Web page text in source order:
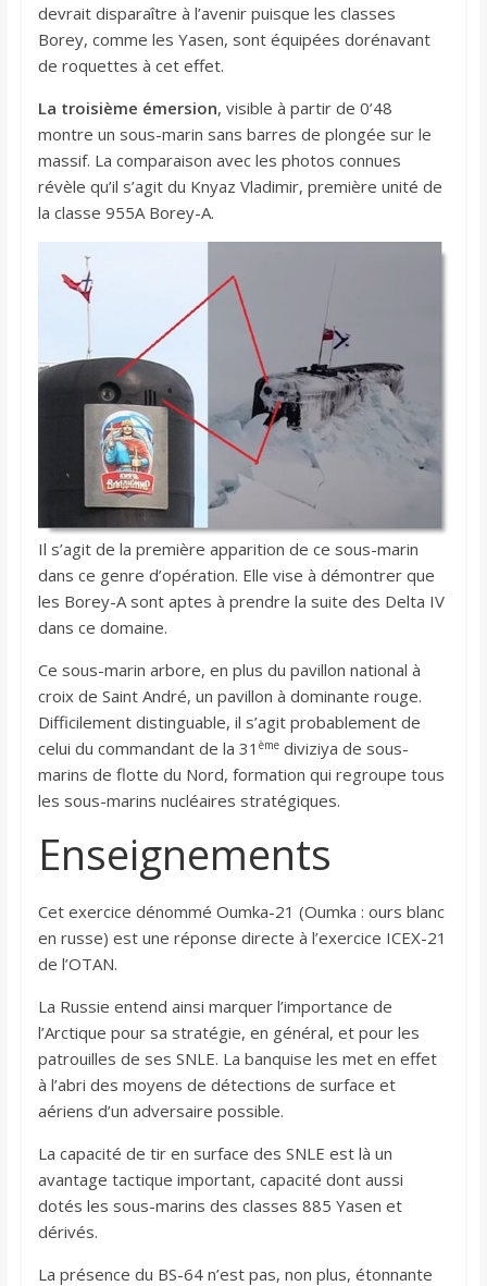
devrait disparaître à l’avenir puisque les classes
Borey, comme les Yasen, sont équipées dorénavant
de roquettes à cet effet.
La troisième émersion, visible à partir de 0’48
montre un sous-marin sans barres de plongée sur le
massif. La comparaison avec les photos connues
révèle qu’il s’agit du Knyaz Vladimir, première unité de
la classe 955A Borey-A.
Il s’agit de la première apparition de ce sous-marin
dans ce genre d’opération. Elle vise à démontrer que
les Borey-A sont aptes à prendre la suite des Delta IV
dans ce domaine.
Ce sous-marin arbore, en plus du pavillon national à
croix de Saint André, un pavillon à dominante rouge.
Difficilement distinguable, il s’agit probablement de
celui du commandant de la 31 èmediviziya de sous-
marins de flotte du Nord, formation qui regroupe tous
les sous-marins nucléaires stratégiques.
Enseignements
Cet exercice dénommé Oumka-21 (Oumka : ours blanc
en russe) est une réponse directe à l’exercice ICEX-21
de l’OTAN.
La Russie entend ainsi marquer l’importance de
l’Arctique pour sa stratégie, en général, et pour les
patrouilles de ses SNLE. La banquise les met en effet
à l’abri des moyens de détections de surface et
aériens d’un adversaire possible.
La capacité de tir en surface des SNLE est là un
avantage tactique important, capacité dont aussi
dotés les sous-marins des classes 885 Yasen et
dérivés.
La présence du BS-64 n’est pas, non plus, étonnante